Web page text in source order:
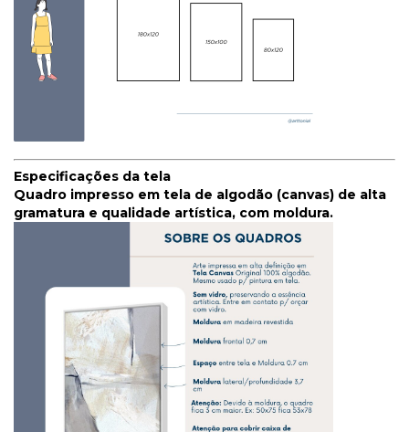
Especificações da tela
Quadro impresso em tela de algodão (canvas) de alta
gramatura e qualidade artística, com moldura.